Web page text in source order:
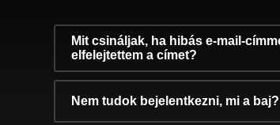
Mit csináljak, ha hibás e-mail-
elfelejtettem a címet?
Nem tudok bejelentkezni, mi a baj?